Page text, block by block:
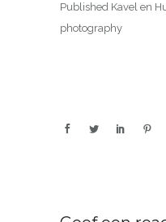
Published Kavel en
photography